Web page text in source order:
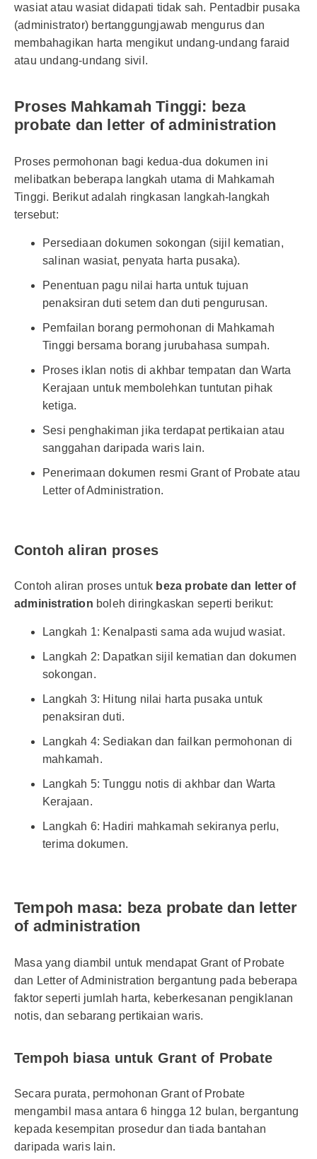
wasiat atau wasiat didapati tidak sah. Pentadbir pusaka
(administrator) bertanggungjawab mengurus dan
membahagikan harta mengikut undang-undang faraid
atau undang-undang sivil.
Proses Mahkamah Tinggi: beza
probate dan letter of administration
Proses permohonan bagi kedua-dua dokumen ini
melibatkan beberapa langkah utama di Mahkamah
Tinggi. Berikut adalah ringkasan langkah-langkah
tersebut:
Persediaan dokumen sokongan (sijil kematian,
salinan wasiat, penyata harta pusaka).
Penentuan pagu nilai harta untuk tujuan
penaksiran duti setem dan duti pengurusan.
Pemfailan borang permohonan di Mahkamah
Tinggi bersama borang jurubahasa sumpah.
Proses iklan notis di akhbar tempatan dan Warta
Kerajaan untuk membolehkan tuntutan pihak
ketiga.
Sesi penghakiman jika terdapat pertikaian atau
sanggahan daripada waris lain.
Penerimaan dokumen resmi Grant of Probate atau
Letter of Administration.
Contoh aliran proses
Contoh aliran proses untuk beza probate dan letter of
administration boleh diringkaskan seperti berikut:
Langkah 1: Kenalpasti sama ada wujud wasiat.
Langkah 2: Dapatkan sijil kematian dan dokumen
sokongan.
Langkah 3: Hitung nilai harta pusaka untuk
penaksiran duti.
Langkah 4: Sediakan dan failkan permohonan di
mahkamah.
Langkah 5: Tunggu notis di akhbar dan Warta
Kerajaan.
Langkah 6: Hadiri mahkamah sekiranya perlu,
terima dokumen.
Tempoh masa: beza probate dan letter
of administration
Masa yang diambil untuk mendapat Grant of Probate
dan Letter of Administration bergantung pada beberapa
faktor seperti jumlah harta, keberkesanan pengiklanan
notis, dan sebarang pertikaian waris.
Tempoh biasa untuk Grant of Probate
Secara purata, permohonan Grant of Probate
mengambil masa antara 6 hingga 12 bulan, bergantung
kepada kesempitan prosedur dan tiada bantahan
daripada waris lain.